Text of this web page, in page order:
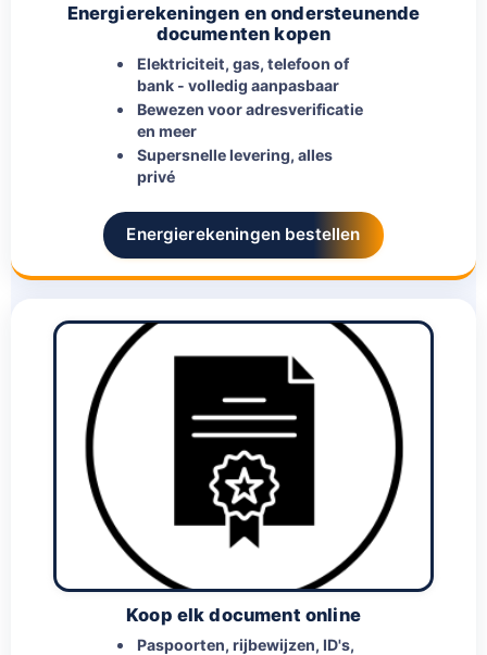
Energierekeningen en ondersteunende
documenten kopen
Elektriciteit, gas, telefoon of
bank - volledig aanpasbaar
Bewezen voor adresverificatie
en meer
Supersnelle levering, alles
privé
Energierekeningen bestellen
Koop elk document online
Paspoorten, rijbewijzen, ID's,